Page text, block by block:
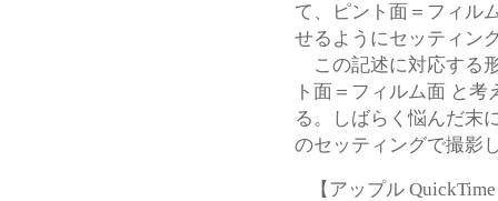
て、ピント面＝フィル
せるようにセッティン
この記述に対応する
ト面＝フィルム面 と
る。しばらく悩んだ末
のセッティングで撮影
【アップル